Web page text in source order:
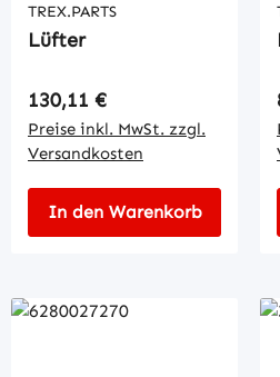
TREX.PARTS
Lüfter
Regulärer Preis:
130,11 €
Preise inkl. MwSt. zzgl.
Versandkosten
In den Warenkorb